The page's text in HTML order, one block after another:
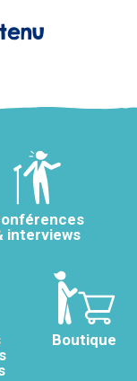
interviews
Boutique